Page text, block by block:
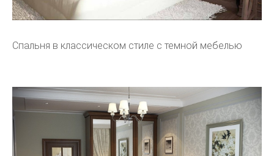
Спальня в классическом стиле с темной мебелью